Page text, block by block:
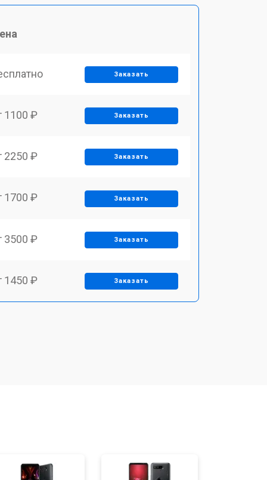
Заказать
1100 ₽ Заказать
2250 ₽ Заказать
1700 ₽ Заказать
3500 ₽ Заказать
1450 ₽ Заказать